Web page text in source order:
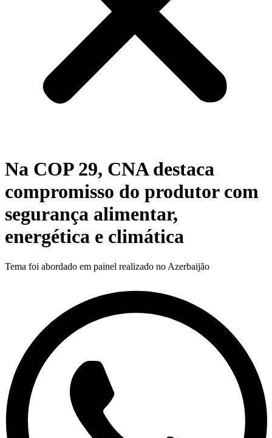
Na COP 29, CNA destaca
compromisso do produtor com
segurança alimentar,
energética e climática
Tema foi abordado em painel realizado no Azerbaijão